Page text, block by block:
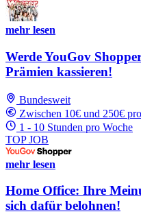
mehr lesen
Werde YouGov
Prämien kassieren!
Bundesweit
Zwischen 10€ und 250€
1 - 10 Stunden pro Woche
TOP JOB
mehr lesen
Home Office: Ihre
sich dafür belohnen!